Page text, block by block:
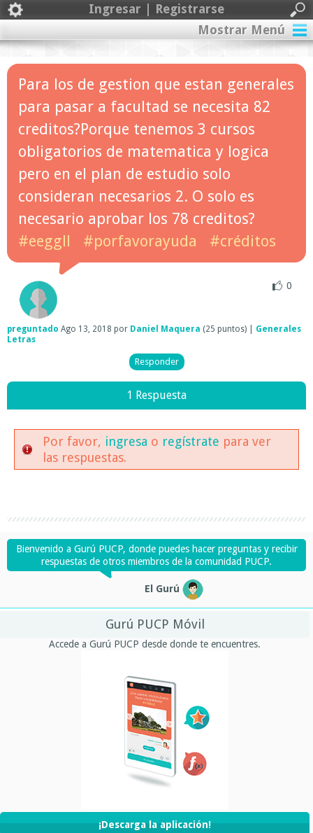
Ingresar | Registrarse
Mostrar Menú
Para los de gestion que estan generales
para pasar a facultad se necesita 82
creditos?Porque tenemos 3 cursos
obligatorios de matematica y logica
pero en el plan de estudio solo
consideran necesarios 2. O solo es
necesario aprobar los 78 creditos?
#eeggll
#porfavorayuda #créditos
0
preguntado Ago 13, 2018 por Daniel Maquera (25 puntos)
Generales
Letras
1 Respuesta
Por favor, ingresa o regístrate para ver
las respuestas.
Bienvenido a Gurú PUCP, donde puedes hacer preguntas y recibir
respuestas de otros miembros de la comunidad PUCP.
El Gurú
Gurú PUCP Móvil
Accede a Gurú PUCP desde donde te encuentres.
¡Descarga la aplicación!